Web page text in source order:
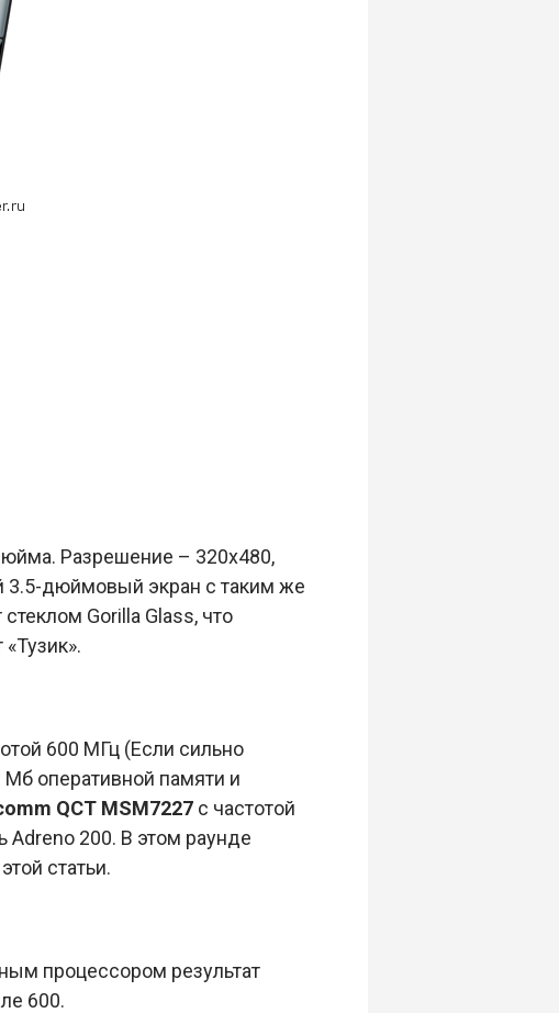
Разрешение – 320х480,
3.5-дюймовый экран с таким же
Gorilla Glass, что
600 МГц (Если сильно
Мб оперативной памяти и
QCT MSM7227с частотой
Adreno 200. В этом раунде
статьи.
процессором результат
600.